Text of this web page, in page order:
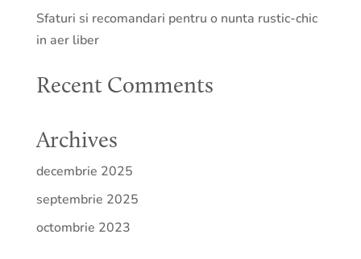
Sfaturi si recomandari pentru o nunta rustic-chic
in aer liber
Recent Comments
Archives
decembrie 2025
septembrie 2025
octombrie 2023